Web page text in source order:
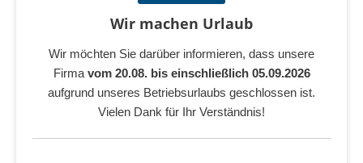
Wir machen Urlaub
Wir möchten Sie darüber informieren, dass unsere
Firma vom 20.08. bis einschließlich 05.09.2026
aufgrund unseres Betriebsurlaubs geschlossen ist.
Vielen Dank für Ihr Verständnis!